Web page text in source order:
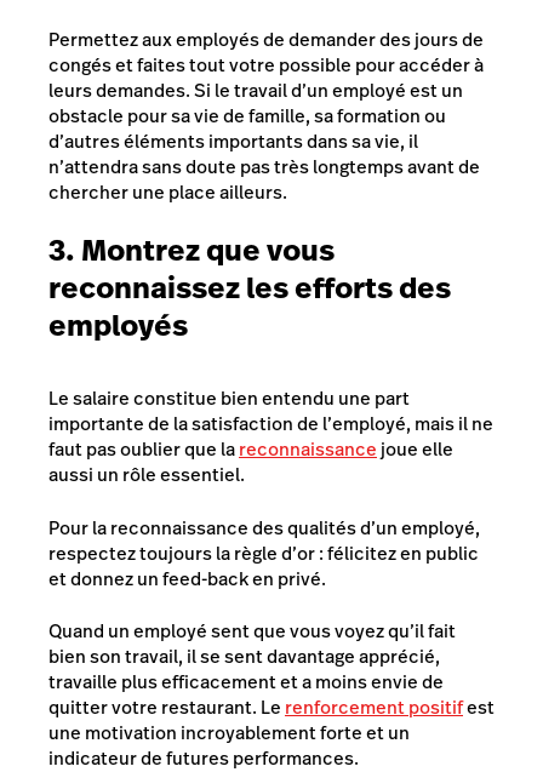
Permettez aux employés de demander des jours de
congés et faites tout votre possible pour accéder à
leurs demandes. Si le travail d’un employé est un
obstacle pour sa vie de famille, sa formation ou
d’autres éléments importants dans sa vie, il
n’attendra sans doute pas très longtemps avant de
chercher une place ailleurs.
3. Montrez que vous
reconnaissez les efforts des
employés
Le salaire constitue bien entendu une part
importante de la satisfaction de l’employé, mais il ne
faut pas oublier que lareconnaissance joue elle
aussi un rôle essentiel.
Pour la reconnaissance des qualités d’un employé,
respectez toujours la règle d’or : félicitez en public
et donnez un feed-back en privé.
Quand un employé sent que vous voyez qu’il fait
bien son travail, il se sent davantage apprécié,
travaille plus efficacement et a moins envie de
quitter votre restaurant. Le renforcement positifest
une motivation incroyablement forte et un
indicateur de futures performances.